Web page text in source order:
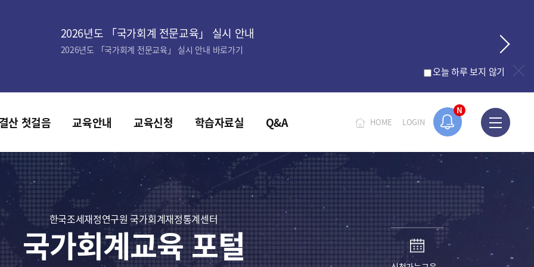
N
2026년도 「국가회계 전문교육」 실시 안내
2026년도 「국가회계 전문교육」 실시 안내 바로가기
오늘 하루 보지 않기
HOME LOGIN
산 첫걸음 교육안내 교육신청 학습자료실 Q&A
한국조세재정연구원 국가회계재정통계센터
국가회계교육 포털